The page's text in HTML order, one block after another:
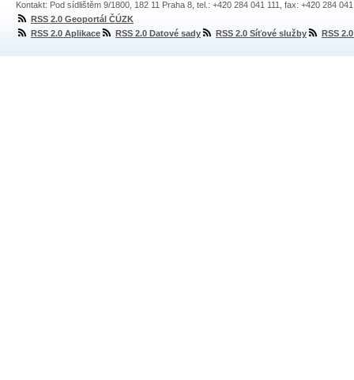
Kontakt: Pod sídlištěm 9/1800, 182 11 Praha 8, tel.: +420 284 041 111, fax: +420 284
RSS 2.0 Geoportál ČÚZK
RSS 2.0 Aplikace
RSS 2.0 Datové sady RSS 2.0 Síťové služby RSS